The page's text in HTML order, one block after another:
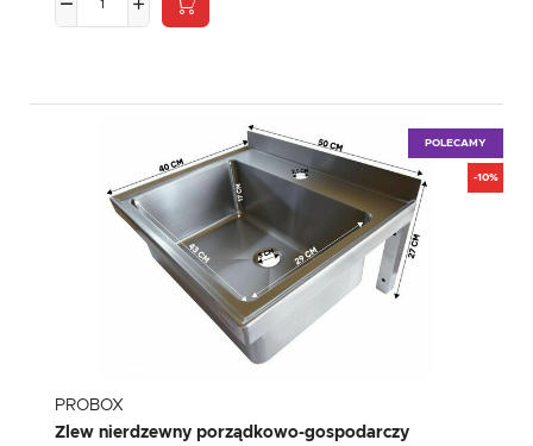
POLECAMY
-10%
PROBOX
Zlew nierdzewny porządkowo-gospodarczy